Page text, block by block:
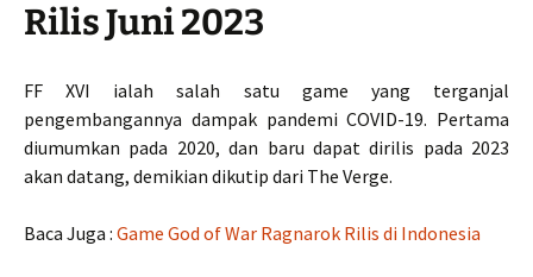
Rilis Juni 2023
FF XVI ialah salah satu game yang terganjal
pengembangannya dampak pandemi COVID-19. Pertama
diumumkan pada 2020, dan baru dapat dirilis pada 2023
akan datang, demikian dikutip dari The Verge.
Baca Juga : Game God of War Ragnarok Rilis di Indonesia